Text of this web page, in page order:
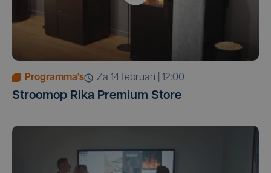
Programma's za 14 februari | 12:00
Stroomop Rika Premium Store